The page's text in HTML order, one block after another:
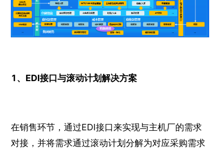
1、EDI接口与滚动计划解决方案
在销售环节，通过EDI接口来实现与主机厂的需求
对接，并将需求通过滚动计划分解为对应采购需求